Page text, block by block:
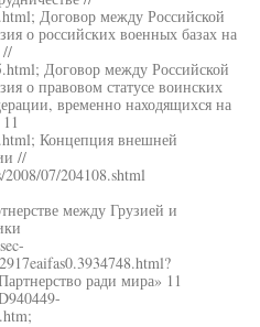
Договор между Российской
о российских военных базах на
//
Договор между Российской
о правовом статусе воинских
временно находящихся на
Концепция внешней
//
07/204108.shtml
между Грузией и
ради мира» 11